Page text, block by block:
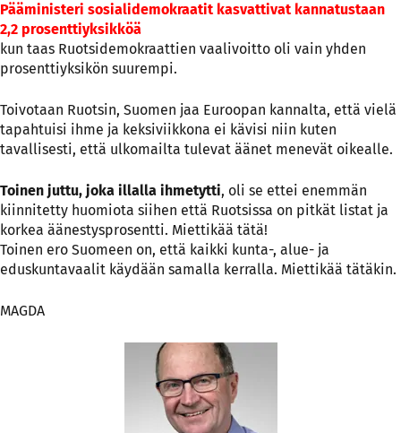
Pääministeri sosialidemokraatit kasvattivat kannatustaan
2,2 prosenttiyksikköä
kun taas Ruotsidemokraattien vaalivoitto oli vain yhden
prosenttiyksikön suurempi.
Toivotaan Ruotsin, Suomen jaa Euroopan kannalta, että vielä
tapahtuisi ihme ja keksiviikkona ei kävisi niin kuten
tavallisesti, että ulkomailta tulevat äänet menevät oikealle.
Toinen juttu, joka illalla ihmetytti, oli se ettei enemmän
kiinnitetty huomiota siihen että Ruotsissa on pitkät listat ja
korkea äänestysprosentti. Miettikää tätä!
Toinen ero Suomeen on, että kaikki kunta-, alue- ja
eduskuntavaalit käydään samalla kerralla. Miettikää tätäkin.
MAGDA